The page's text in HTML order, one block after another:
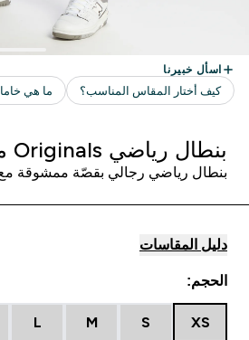
بنطال رياضي Originals من MP للرجال
بنطال رياضي رجالي بقصّة ممشوقة مع
دليل المقاسات
الحجم:
XS
S
M
L